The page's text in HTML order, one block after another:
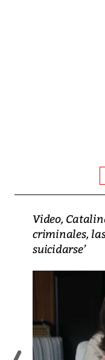
Video,
criminales,
suicidarse’